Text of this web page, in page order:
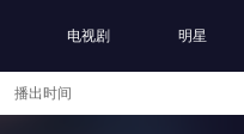
电视剧 明星
播出时间